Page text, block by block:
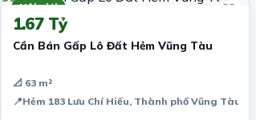
Môi giới
1.67 Tỷ
Cần Bán Gấp Lô Đất Hẻm Vũng Tàu
📐 63 m²
📍Hẻm 183 Lưu Chí Hiếu, Thành phố Vũng Tàu,